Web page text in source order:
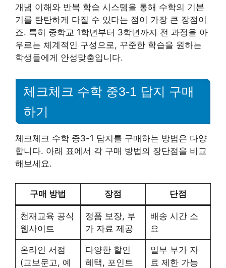
개념 이해와 반복 학습 시스템을 통해 수학의 기본
기를 탄탄하게 다질 수 있다는 점이 가장 큰 장점이
죠. 특히 중학교 1학년부터 3학년까지 전 과정을 아
우르는 체계적인 구성으로, 꾸준한 학습을 원하는
학생들에게 안성맞춤입니다.
체크체크 수학 중3-1 답지 구매
하기
체크체크 수학 중3-1 답지를 구매하는 방법은 다양
합니다. 아래 표에서 각 구매 방법의 장단점을 비교
해보세요.
구매 방법 장점 단점
천재교육 공식
웹사이트
정품 보장, 부
가 자료 제공
배송 시간 소
요
온라인 서점
(교보문고, 예
다양한 할인
혜택, 포인트
일부 부가 자
료 제한 가능